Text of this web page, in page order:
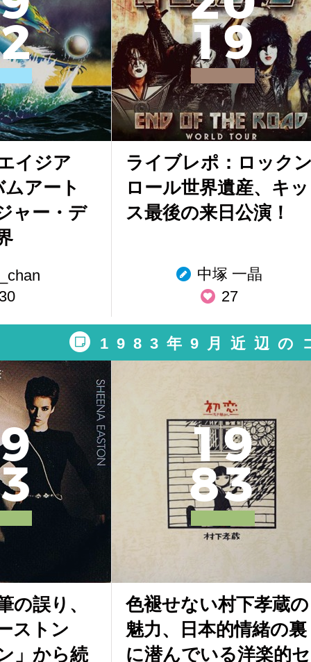
2
イジア
アート
ャー・デ
19
ライブレポ：ロック
ロール世界遺産、キッ
ス最後の来日公演！
中塚 一晶
27
1983年9月近辺の
9
3
の誤り、
ストン
」から続
19
83
色褪せない村下孝蔵の
魅力、日本的情緒の裏
に潜んでいる洋楽的セ